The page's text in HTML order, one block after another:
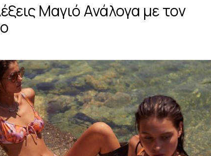
Μαγιό Ανάλογα με τον